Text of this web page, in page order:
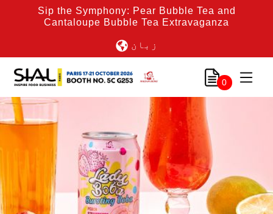
Sip the Symphony: Pear Bubble Tea and
Cantaloupe Bubble Tea Extravaganza
زبان
0